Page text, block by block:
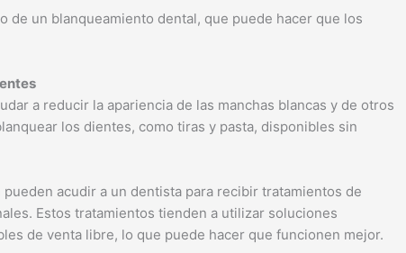
de un blanqueamiento dental, que puede hacer que los
a reducir la apariencia de las manchas blancas y de otros
los dientes, como tiras y pasta, disponibles sin
acudir a un dentista para recibir tratamientos de
Estos tratamientos tienden a utilizar soluciones
de venta libre, lo que puede hacer que funcionen mejor.